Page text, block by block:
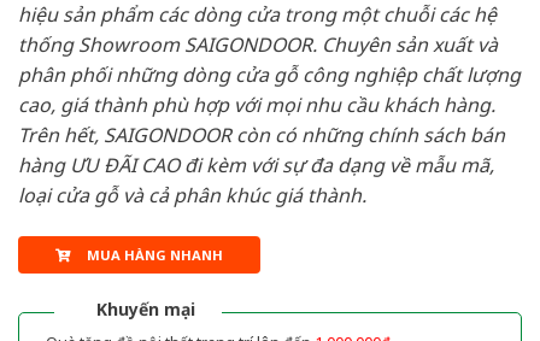
hiệu sản phẩm các dòng cửa trong một chuỗi các hệ
thống Showroom SAIGONDOOR. Chuyên sản xuất và
phân phối những dòng cửa gỗ công nghiệp chất lượng
cao, giá thành phù hợp với mọi nhu cầu khách hàng.
Trên hết, SAIGONDOOR còn có những chính sách bán
hàng ƯU ĐÃI CAO đi kèm với sự đa dạng về mẫu mã,
loại cửa gỗ và cả phân khúc giá thành.
MUA HÀNG NHANH
Khuyến mại